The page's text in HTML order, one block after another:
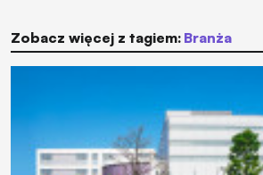
Zobacz więcej z tagiem: branża